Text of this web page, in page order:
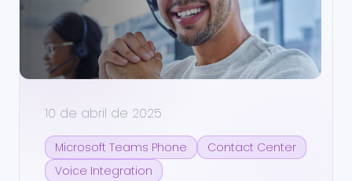
10 de abril de 2025
Microsoft Teams Phone
Contact Center
Voice Integration